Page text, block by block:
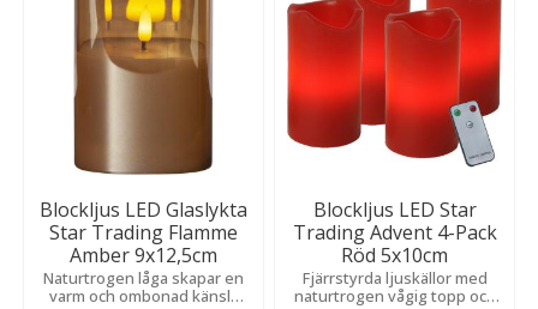
Blockljus LED Glaslykta
Star Trading Flamme
Amber 9x12,5cm
Naturtrogen låga skapar en
varm och ombonad känsla
Blockljus LED Star
Trading Advent 4-Pack
Röd 5x10cm
Fjärrstyrda ljuskällor med
naturtrogen vågig topp och